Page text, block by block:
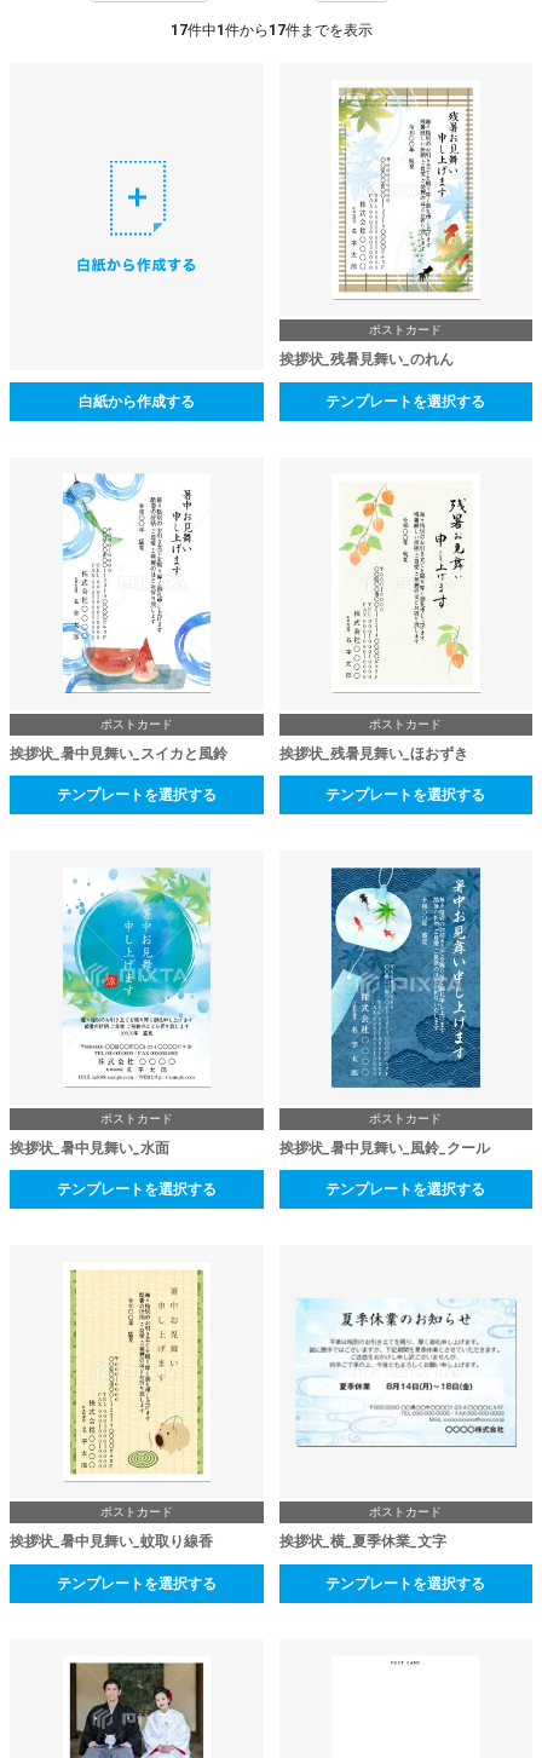
17件中1 件から 17件までを表示
白紙から作成する
ポストカード
挨拶状_残暑見舞い_のれん
テンプレートを選択する
ポストカード
挨拶状_暑中見舞い_スイカと風鈴
テンプレートを選択する
ポストカード
挨拶状_残暑見舞い_ほおずき
テンプレートを選択する
ポストカード
挨拶状_暑中見舞い_水面
テンプレートを選択する
ポストカード
挨拶状_暑中見舞い_風鈴_クール
テンプレートを選択する
ポストカード
挨拶状_暑中見舞い_蚊取り線香
テンプレートを選択する
ポストカード
挨拶状_横_夏季休業_文字
テンプレートを選択する